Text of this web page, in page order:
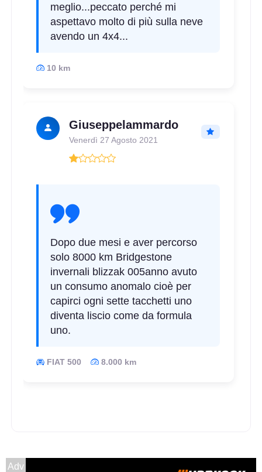
meglio...peccato perché mi
aspettavo molto di più sulla neve
avendo un 4x4...
10 km
Giuseppelammardo
Venerdì 27 Agosto 2021
Dopo due mesi e aver percorso
solo 8000 km Bridgestone
invernali blizzak 005anno avuto
un consumo anomalo cioè per
capirci ogni sette tacchetti uno
diventa liscio come da formula
uno.
FIAT 500 8.000 km
Adv